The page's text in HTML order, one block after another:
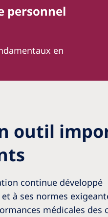
personnel
en
outil
continue développé
à ses normes
médicales des